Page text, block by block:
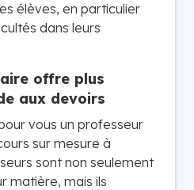
élèves, en particulier
dans leurs
offre plus
aux devoirs
vous un professeur
sur mesure à
sont non seulement
matière, mais ils